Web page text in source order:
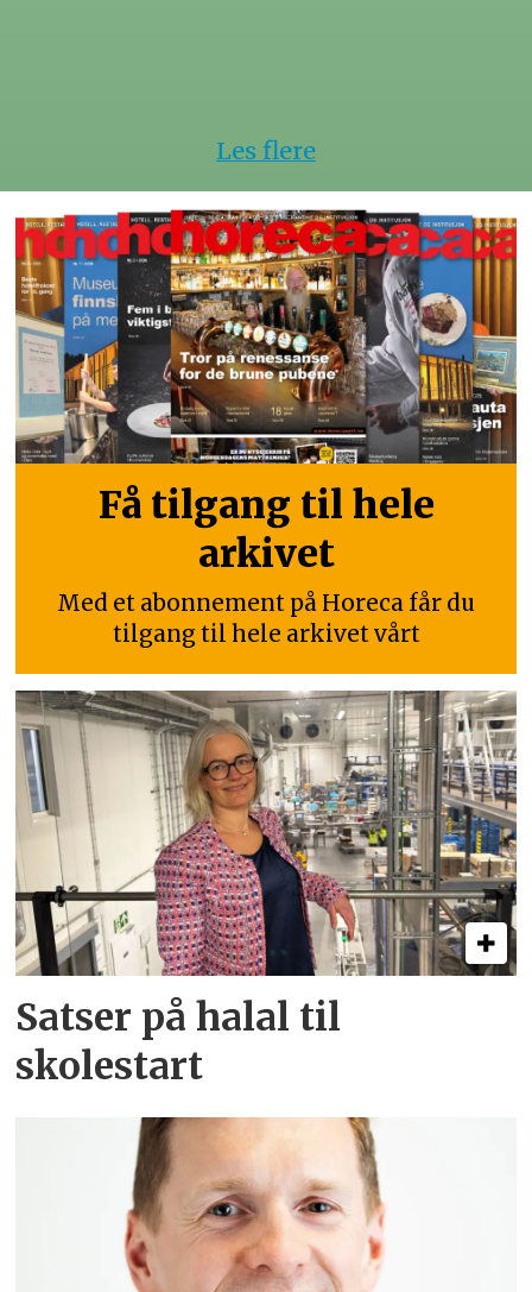
Les flere
Få tilgang til hele
arkivet
Med et abonnement på Horeca får du
tilgang til hele arkivet vårt
Satser på halal til
skolestart